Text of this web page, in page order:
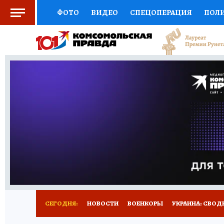
ФОТО ВИДЕО СПЕЦОПЕРАЦИЯ
СОЦПОДДЕРЖКА НАУКА СПОРТ
ОТКРЫВАЕМ МИР СЕМЬЯ ЖЕНСКИЕ
ДЕФИЦИТ
ВСЕ О
СЕГОДНЯ: НОВОСТИ ВОЕНКОРЫ УКРАИНА: